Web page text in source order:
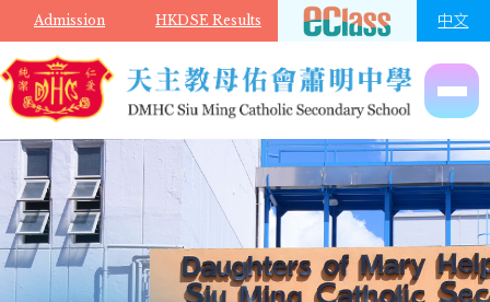
Skip to main content
Admission HKDSE Results 中文